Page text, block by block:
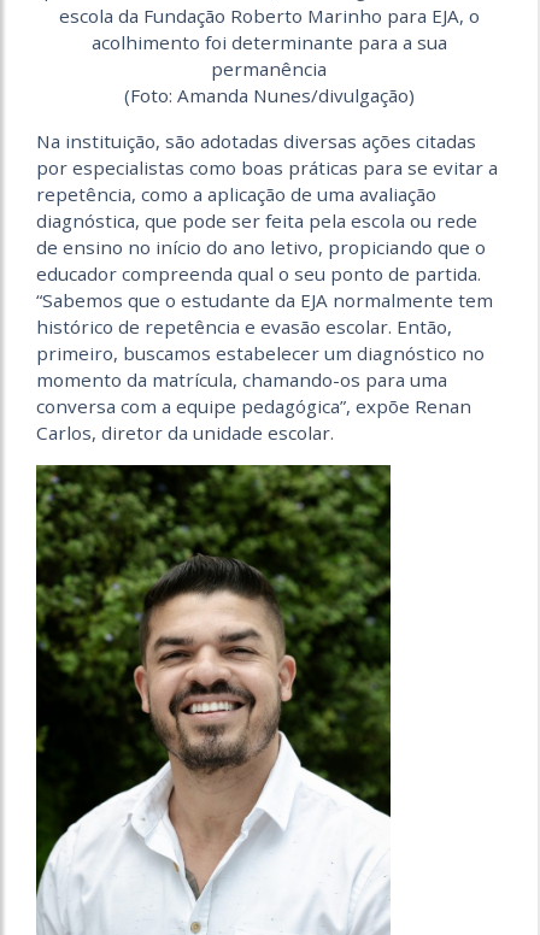
escola da Fundação Roberto Marinho para EJA, o
acolhimento foi determinante para a sua
permanência
(Foto: Amanda Nunes/divulgação)
Na instituição, são adotadas diversas ações citadas
por especialistas como boas práticas para se evitar a
repetência, como a aplicação de uma avaliação
diagnóstica, que pode ser feita pela escola ou rede
de ensino no início do ano letivo, propiciando que o
educador compreenda qual o seu ponto de partida.
“Sabemos que o estudante da EJA normalmente tem
histórico de repetência e evasão escolar. Então,
primeiro, buscamos estabelecer um diagnóstico no
momento da matrícula, chamando-os para uma
conversa com a equipe pedagógica”, expõe Renan
Carlos, diretor da unidade escolar.